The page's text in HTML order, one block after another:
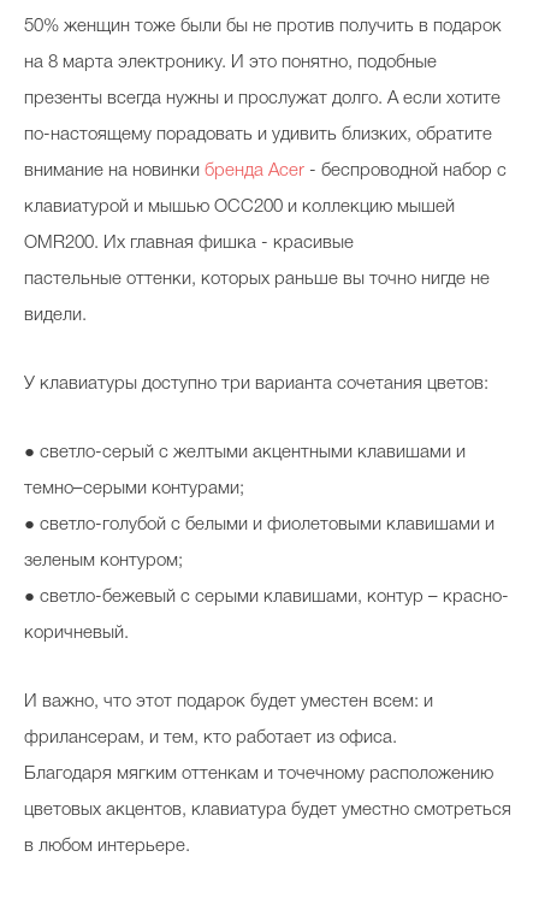
50% женщин тоже были бы не против получить в подарок
на 8 марта электронику. И это понятно, подобные
презенты всегда нужны и прослужат долго. А если хотите
по-настоящему порадовать и удивить близких, обратите
внимание на новинки бренда Acer - беспроводной набор с
клавиатурой и мышью OCC200 и коллекцию мышей
OMR200. Их главная фишка - красивые
пастельные оттенки, которых раньше вы точно нигде не
видели.
У клавиатуры доступно три варианта сочетания цветов:
● светло-серый с желтыми акцентными клавишами и
темно–серыми контурами;
● светло-голубой с белыми и фиолетовыми клавишами и
зеленым контуром;
● светло-бежевый с серыми клавишами, контур – красно-
коричневый.
И важно, что этот подарок будет уместен всем: и
фрилансерам, и тем, кто работает из офиса.
Благодаря мягким оттенкам и точечному расположению
цветовых акцентов, клавиатура будет уместно смотреться
в любом интерьере.